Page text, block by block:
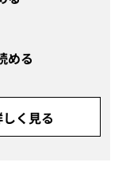
める
く見る